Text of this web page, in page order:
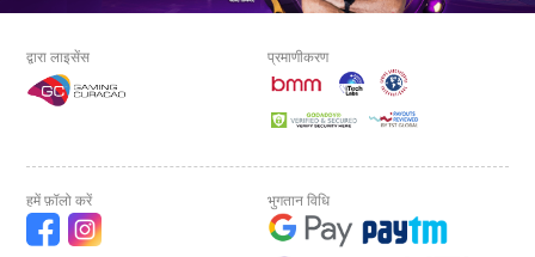
द्वारा लाइसेंस प्रमाणीकरण
हमें फ़ॉलो करें भुगतान विधि